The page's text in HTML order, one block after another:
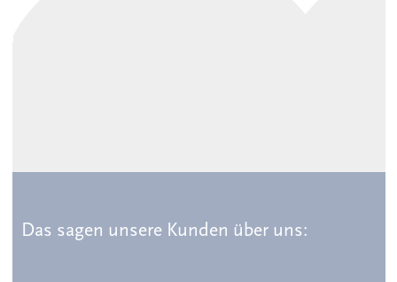
Das sagen unsere Kunden über uns: